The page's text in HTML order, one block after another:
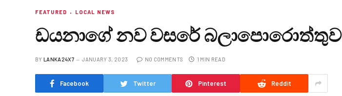
FEATURED LOCAL NEWS
ඩයනාගේ නව වසරේ බලාපොරොත්තුව
BY LANKA24X7 JANUARY 3, 2023 NO COMMENTS 1 MIN READ
Facebook Twitter Pinterest Reddit